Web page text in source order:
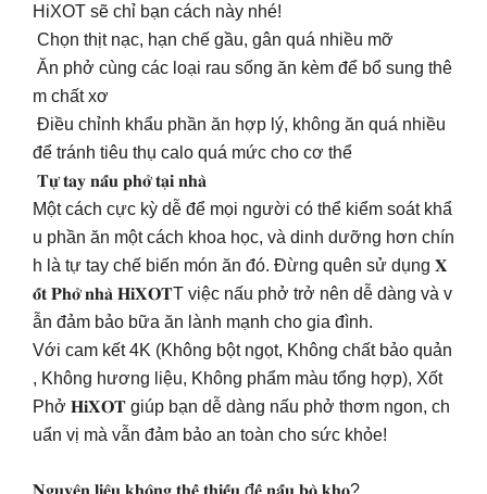
HiXOT sẽ chỉ bạn cách này nhé!
Chọn thịt nạc, hạn chế gầu, gân quá nhiều mỡ
Ăn phở cùng các loại rau sống ăn kèm để bổ sung thê
m chất xơ
Điều chỉnh khẩu phần ăn hợp lý, không ăn quá nhiều
để tránh tiêu thụ calo quá mức cho cơ thể
𝐓𝐮̛̣ 𝐭𝐚𝐲 𝐧𝐚̂́𝐮 𝐩𝐡𝐨̛̉ 𝐭𝐚̣𝐢 𝐧𝐡𝐚̀
Một cách cực kỳ dễ để mọi người có thể kiểm soát khẩ
u phần ăn một cách khoa học, và dinh dưỡng hơn chín
h là tự tay chế biến món ăn đó. Đừng quên sử dụng 𝐗
𝐨̂́𝐭 𝐏𝐡𝐨̛̉ 𝐧𝐡𝐚̀ 𝐇𝐢𝐗𝐎𝐓T việc nấu phở trở nên dễ dàng và v
ẫn đảm bảo bữa ăn lành mạnh cho gia đình.
Với cam kết 4K (Không bột ngọt, Không chất bảo quản
, Không hương liệu, Không phẩm màu tổng hợp), Xốt
Phở 𝐇𝐢𝐗𝐎𝐓 giúp bạn dễ dàng nấu phở thơm ngon, ch
uẩn vị mà vẫn đảm bảo an toàn cho sức khỏe!
𝐍𝐠𝐮𝐲𝐞̂𝐧 𝐥𝐢𝐞̣̂𝐮 𝐤𝐡𝐨̂𝐧𝐠 𝐭𝐡𝐞̂̉ 𝐭𝐡𝐢𝐞̂́𝐮 đ𝐞̂̉ 𝐧𝐚̂́𝐮 𝐛𝐨̀ 𝐤𝐡𝐨?